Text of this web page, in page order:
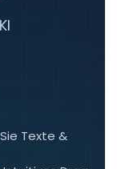
Texte &